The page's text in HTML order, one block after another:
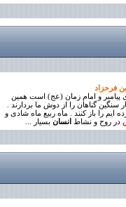
فرحزاد
و امام زمان (عج) است همین
سنگین گناهان را از دوش ما بردارند .
را باز کنند . ماه ربیع ماه شادی و
در روح و نشاط انسان بسیار ...